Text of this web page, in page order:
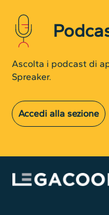
Ascolta i podcast di
Spreaker.
Accedi alla sezione